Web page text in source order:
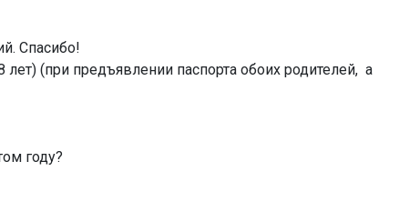
Спасибо!
(при предъявлении паспорта обоих родителей, а
году?